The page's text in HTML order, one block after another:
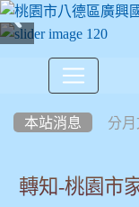
本站消息 分月
轉知-桃園市